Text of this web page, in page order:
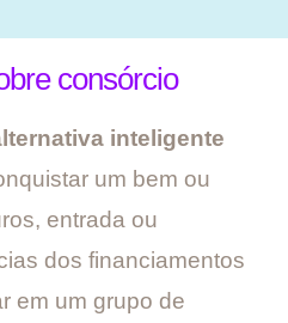
consórcio
inteligente
um bem ou
entrada ou
dos financiamentos
em um grupo de